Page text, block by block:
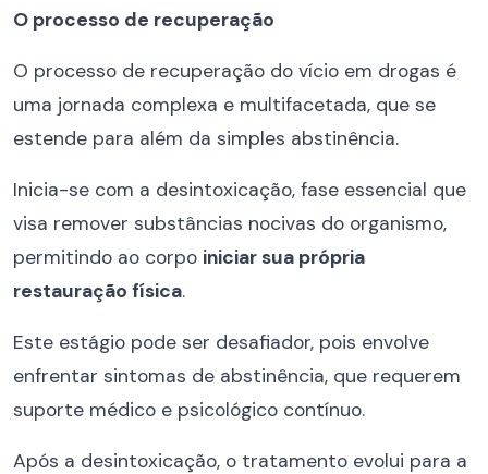
O processo de recuperação
O processo de recuperação do vício em drogas é
uma jornada complexa e multifacetada, que se
estende para além da simples abstinência.
Inicia-se com a desintoxicação, fase essencial que
visa remover substâncias nocivas do organismo,
permitindo ao corpo iniciar sua própria
restauração física.
Este estágio pode ser desafiador, pois envolve
enfrentar sintomas de abstinência, que requerem
suporte médico e psicológico contínuo.
Após a desintoxicação, o tratamento evolui para a